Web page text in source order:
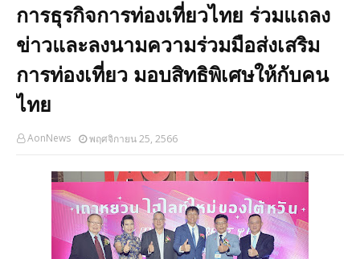
การธุรกิจการท่องเที่ยวไทย ร่วมแถลง
ข่าวและลงนามความร่วมมือส่งเสริม
การท่องเที่ยว มอบสิทธิพิเศษให้กับคน
ไทย
AonNews พฤศจิกายน 25, 2566